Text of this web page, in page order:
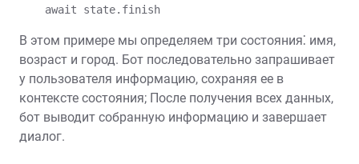
В этом примере мы определяем три состояния⁚ имя,
возраст и город. Бот последовательно запрашивает
у пользователя информацию, сохраняя ее в
контексте состояния; После получения всех данных,
бот выводит собранную информацию и завершает
диалог.